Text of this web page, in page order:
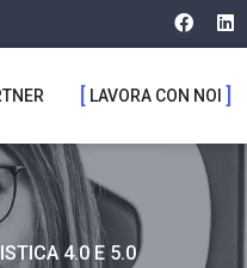
LAVORA CON NOI
4.0 E 5.0